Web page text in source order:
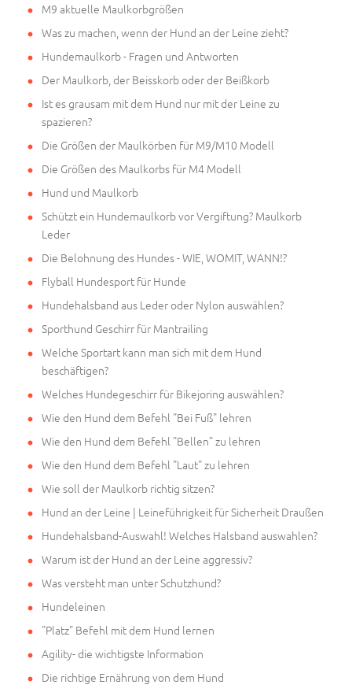
M9 aktuelle Maulkorbgrößen
Was zu machen, wenn der Hund an der Leine zieht?
Hundemaulkorb - Fragen und Antworten
Der Maulkorb, der Beisskorb oder der Beißkorb
Ist es grausam mit dem Hund nur mit der Leine zu
spazieren?
Die Größen der Maulkörben für M9/M10 Modell
Die Größen des Maulkorbs für M4 Modell
Hund und Maulkorb
Schützt ein Hundemaulkorb vor Vergiftung? Maulkorb
Leder
Die Belohnung des Hundes - WIE, WOMIT, WANN!?
Flyball Hundesport für Hunde
Hundehalsband aus Leder oder Nylon auswählen?
Sporthund Geschirr für Mantrailing
Welche Sportart kann man sich mit dem Hund
beschäftigen?
Welches Hundegeschirr für Bikejoring auswählen?
Wie den Hund dem Befehl "Bei Fuß" lehren
Wie den Hund dem Befehl "Bellen" zu lehren
Wie den Hund dem Befehl "Laut" zu lehren
Wie soll der Maulkorb richtig sitzen?
Hund an der Leine | Leineführigkeit für Sicherheit Draußen
Hundehalsband-Auswahl! Welches Halsband auswahlen?
Warum ist der Hund an der Leine aggressiv?
Was versteht man unter Schutzhund?
Hundeleinen
"Platz" Befehl mit dem Hund lernen
Agility- die wichtigste Information
Die richtige Ernährung von dem Hund